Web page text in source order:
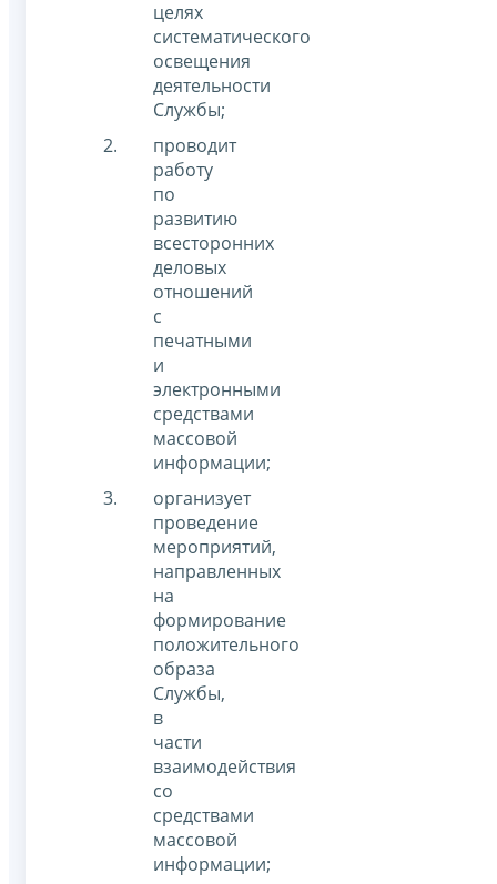
целях
систематического
освещения
деятельности
Службы;
проводит
работу
по
развитию
всесторонних
деловых
отношений
с
печатными
и
электронными
средствами
массовой
информации;
организует
проведение
мероприятий,
направленных
на
формирование
положительного
образа
Службы,
в
части
взаимодействия
со
средствами
массовой
информации;